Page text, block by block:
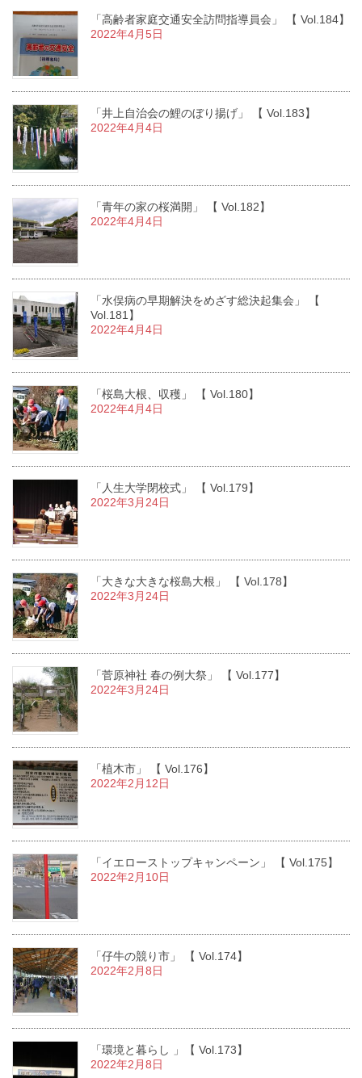
「高齢者家庭交通安全訪問指導員会」 【 Vol.184】
2022年4月5日
「井上自治会の鯉のぼり揚げ」 【 Vol.183】
2022年4月4日
「青年の家の桜満開」 【 Vol.182】
2022年4月4日
「水俣病の早期解決をめざす総決起集会」 【
Vol.181】
2022年4月4日
「桜島大根、収穫」 【 Vol.180】
2022年4月4日
「人生大学閉校式」 【 Vol.179】
2022年3月24日
「大きな大きな桜島大根」 【 Vol.178】
2022年3月24日
「菅原神社 春の例大祭」 【 Vol.177】
2022年3月24日
「植木市」 【 Vol.176】
2022年2月12日
「イエローストップキャンペーン」 【 Vol.175】
2022年2月10日
「仔牛の競り市」 【 Vol.174】
2022年2月8日
「環境と暮らし 」【 Vol.173】
2022年2月8日